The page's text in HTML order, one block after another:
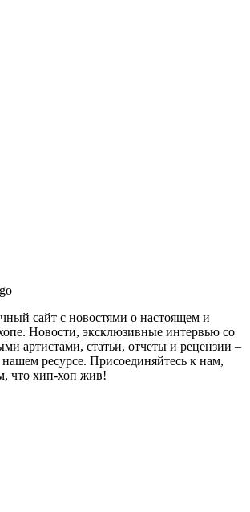
сайт с новостями о настоящем и
Новости, эксклюзивные интервью со
артистами, статьи, отчеты и рецензии –
нашем ресурсе. Присоединяйтесь к нам,
что хип-хоп жив!